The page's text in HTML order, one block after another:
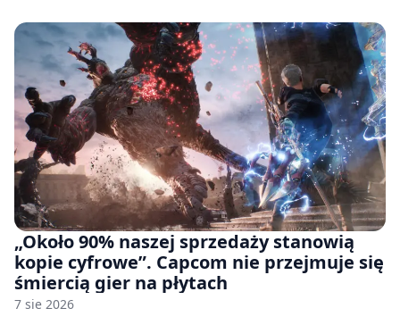
„Około 90% naszej sprzedaży stanowią
kopie cyfrowe”. Capcom nie przejmuje się
śmiercią gier na płytach
7 sie 2026